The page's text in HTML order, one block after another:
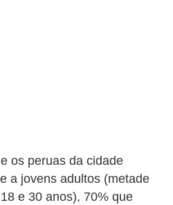
os peruas da cidade
a jovens adultos (metade
e 30 anos), 70% que